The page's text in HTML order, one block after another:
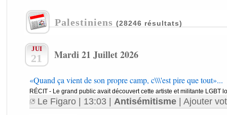
Palestiniens (28246 résultats)
JUI
21 Mardi 21 Juillet 2026
«Quand ça vient de son propre camp, c\\\'est pire que tout»...
RÉCIT - Le grand public avait découvert cette artiste et militante LGBT
Le Figaro| 13:03 | Antisémitisme| Ajouter